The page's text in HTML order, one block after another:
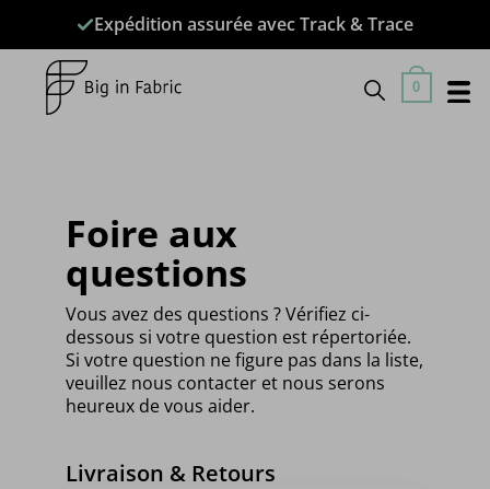
contenu
Expédition assurée avec Track & Trace
0
Foire aux
questions
Vous avez des questions ? Vérifiez ci-
dessous si votre question est répertoriée.
Si votre question ne figure pas dans la liste,
veuillez nous contacter et nous serons
heureux de vous aider.
Livraison & Retours